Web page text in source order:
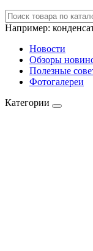
Например:
Новости
Обзоры
Полезные
Фотогалереи
Категории